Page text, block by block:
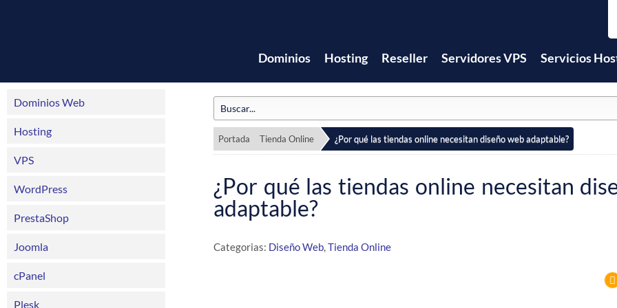
Dominios Hosting Reseller Servidores VPS Servicios
Dominios Web
Hosting
VPS
WordPress
PrestaShop
Joomla
cPanel
Plesk
Portada Tienda Online ¿Por qué las tiendas online necesitan diseño web adaptable?
¿Por qué las tiendas online necesitan
adaptable?
Categorias: Diseño Web,Tienda Online